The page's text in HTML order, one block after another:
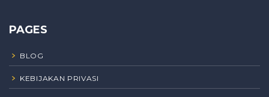
PAGES
BLOG
KEBIJAKAN PRIVASI